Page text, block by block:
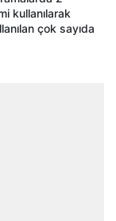
kullanılarak
çok sayıda